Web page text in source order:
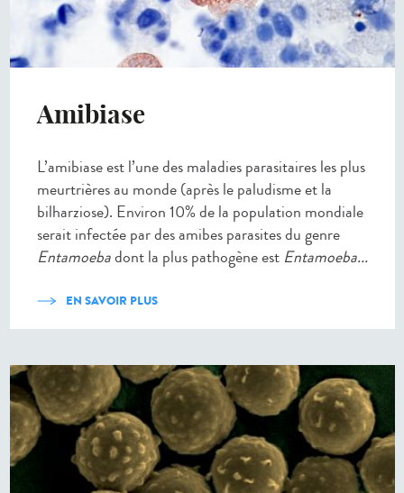
Amibiase
L’amibiase est l’une des maladies parasitaires les plus
meurtrières au monde (après le paludisme et la
bilharziose). Environ 10% de la population mondiale
serait infectée par des amibes parasites du genre
Entamoebadont la plus pathogène est Entamoeba...
EN SAVOIR PLUS